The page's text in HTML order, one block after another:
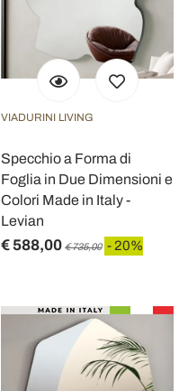
VIADURINI LIVING
Specchio a Forma di
Foglia in Due Dimensioni e
Colori Made in Italy -
Levian
€ 588,00 € 735,00 - 20%